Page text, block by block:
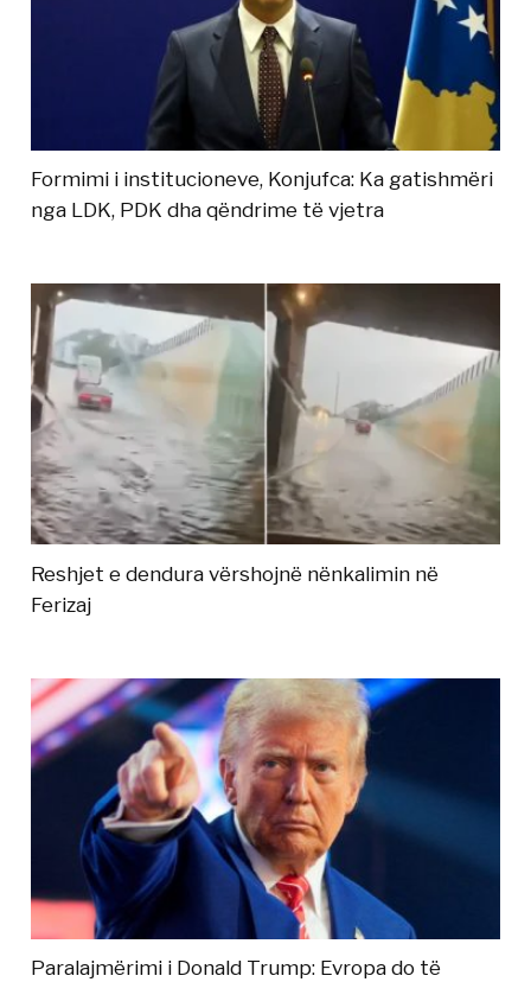
Formimi i institucioneve, Konjufca: Ka gatishmëri
nga LDK, PDK dha qëndrime të vjetra
Reshjet e dendura vërshojnë nënkalimin në
Ferizaj
Paralajmërimi i Donald Trump: Evropa do të